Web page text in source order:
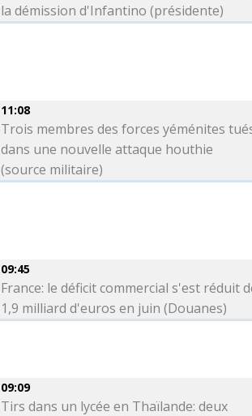
la démission d'Infantino (présidente)
11:08
Trois membres des forces yéménites
dans une nouvelle attaque houthie
(source militaire)
09:45
France: le déficit commercial s'est réduit
1,9 milliard d'euros en juin (Douanes)
09:09
Tirs dans un lycée en Thaïlande: deux